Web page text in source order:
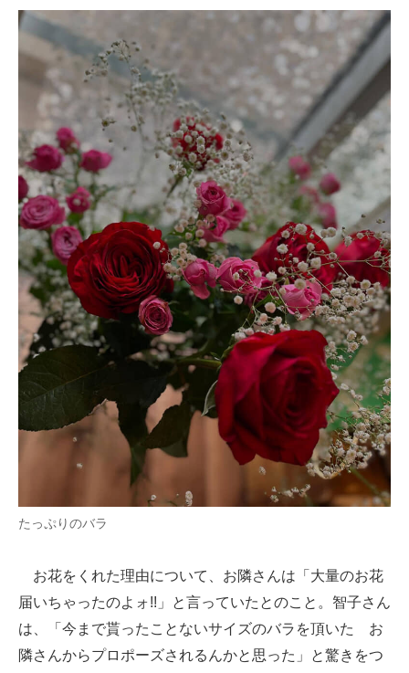
ちょっと気になるネットの話題
たっぷりのバラ
お花をくれた理由について、お隣さんは「大量のお花
届いちゃったのよォ!!」と言っていたとのこと。智子さん
は、「今まで貰ったことないサイズのバラを頂いた お
隣さんからプロポーズされるんかと思った」と驚きをつ